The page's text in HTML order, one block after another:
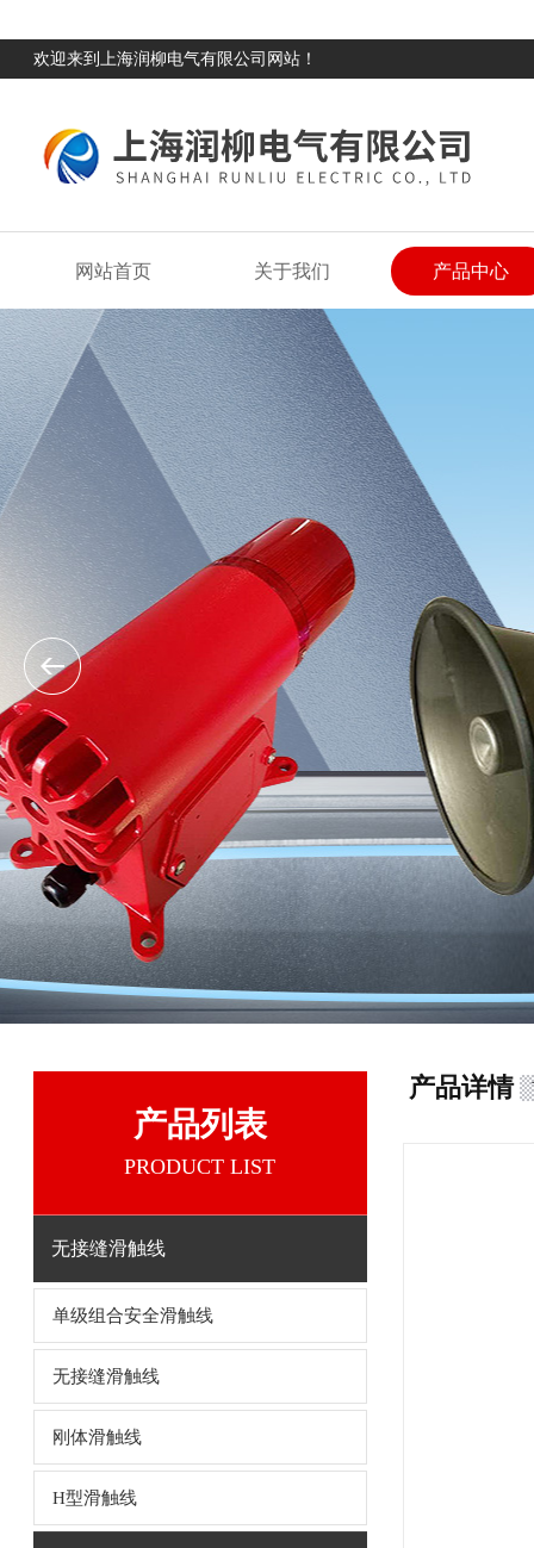
欢迎来到上海润柳电气有限公司网站！
网站首页 关于我们 产品中心
产品列表
PRODUCT LIST
无接缝滑触线
单级组合安全滑触线
无接缝滑触线
刚体滑触线
H型滑触线
产品详情